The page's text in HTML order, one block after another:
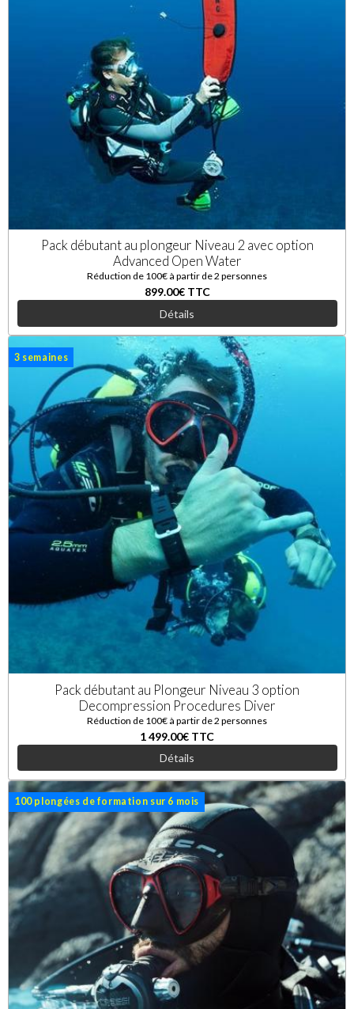
Pack débutant au plongeur Niveau 2 avec option
Advanced Open Water
Réduction de 100€ à partir de 2 personnes
899.00€ TTC
Détails
3 semaines
Pack débutant au Plongeur Niveau 3 option
Decompression Procedures Diver
Réduction de 100€ à partir de 2 personnes
1 499.00€ TTC
Détails
100 plongées de formation sur 6 mois